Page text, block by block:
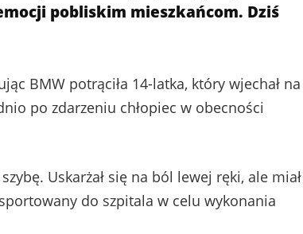
pobliskim mieszkańcom. Dziś
BMW potrąciła 14-latka, który wjechał na
po zdarzeniu chłopiec w obecności
Uskarżał się na ból lewej ręki, ale miał
do szpitala w celu wykonania